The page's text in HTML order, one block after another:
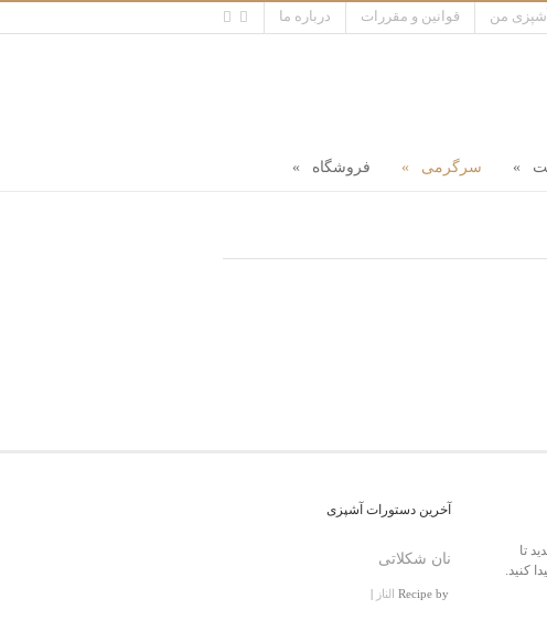
درباره ما قوانین و مقررات من
سرگرمی فروشگاه
آخرین دستورات آشپزی
نان شکلاتی
Recipe by الناز |
تا
کنید.